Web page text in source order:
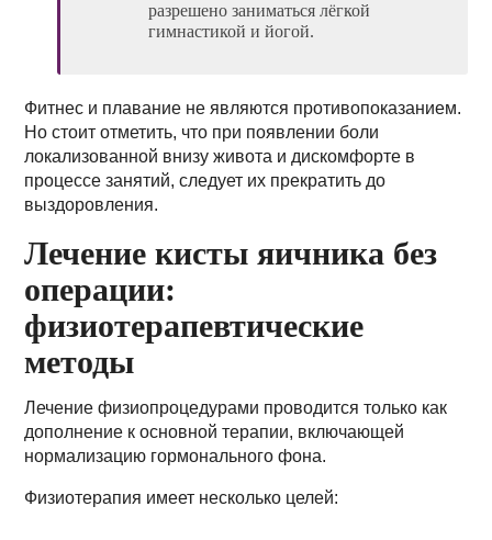
разрешено заниматься лёгкой
гимнастикой и йогой.
Фитнес и плавание не являются противопоказанием.
Но стоит отметить, что при появлении боли
локализованной внизу живота и дискомфорте в
процессе занятий, следует их прекратить до
выздоровления.
Лечение кисты яичника без
операции:
физиотерапевтические
методы
Лечение физиопроцедурами проводится только как
дополнение к основной терапии, включающей
нормализацию гормонального фона.
Физиотерапия имеет несколько целей: